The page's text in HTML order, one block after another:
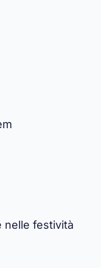
nelle festività